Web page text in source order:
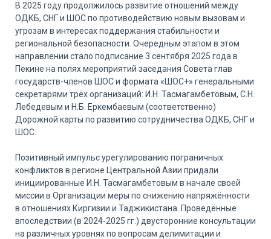
В 2025 году продолжилось развитие отношений между
ОДКБ, СНГ и ШОС по противодействию новым вызовам и
угрозам в интересах поддержания стабильности и
региональной безопасности. Очередным этапом в этом
направлении стало подписание 3 сентября 2025 года в
Пекине на полях мероприятий заседания Совета глав
государств-членов ШОС и формата «ШОС+» генеральными
секретарями трёх организаций: И.Н. Тасмагамбетовым, С.Н.
Лебедевым и Н.Б. Еркембаевым (соответственно)
Дорожной карты по развитию сотрудничества ОДКБ, СНГ и
ШОС.
Позитивный импульс урегулированию пограничных
конфликтов в регионе Центральной Азии придали
инициированные И.Н. Тасмагамбетовым в начале своей
миссии в Организации меры по снижению напряжённости
в отношениях Киргизии и Таджикистана. Проведённые
впоследствии (в 2024-2025 гг.) двусторонние консультации
на различных уровнях по вопросам делимитации и